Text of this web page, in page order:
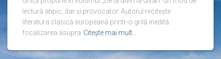
lectură atipic, dar și provocator. Autorul recitește
literatura clasică europeană printr-o grilă inedită:
focalizarea asupra Citește mai mult…